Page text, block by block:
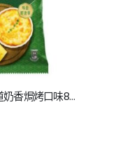
樂事洋芋片-北海道奶香焗烤口味85g